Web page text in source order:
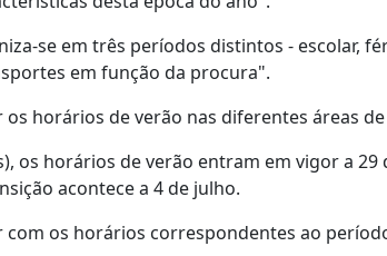
se em três períodos distintos - escolar,
em função da procura".
horários de verão nas diferentes áreas
os horários de verão entram em vigor a
acontece a 4 de julho.
os horários correspondentes ao